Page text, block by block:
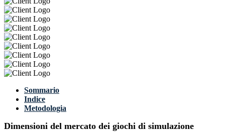
Sommario
Indice
Metodologia
Dimensioni del mercato dei giochi di simulazione